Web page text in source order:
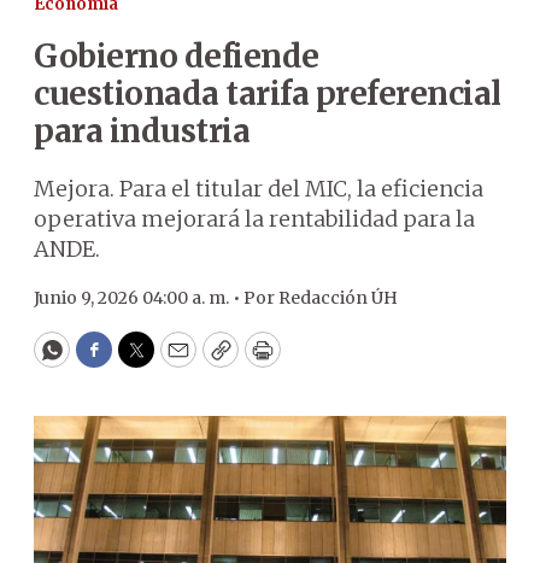
Economía
Gobierno defiende
cuestionada tarifa preferencial
para industria
Mejora. Para el titular del MIC, la eficiencia
operativa mejorará la rentabilidad para la
ANDE.
Junio 9, 2026 04:00 a. m. • Por Redacción ÚH
WhatsApp
Facebook
Twitter
EmailCopyPrint